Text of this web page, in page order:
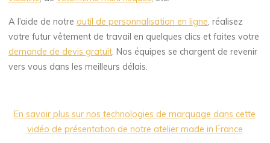
A l’aide de notreoutil de personnalisation en ligne, réalisez
votre futur vêtement de travail en quelques clics et faites votre
demande de devis gratuit. Nos équipes se chargent de revenir
vers vous dans les meilleurs délais.
En savoir plus sur nos technologies de marquage dans cette
vidéo de présentation de notre atelier made in France